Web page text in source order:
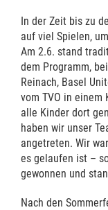
In der Zeit bis zu
auf viel Spielen,
Am 2.6. stand
dem Programm,
Reinach, Basel
vom TVO in
alle Kinder dort
haben wir unser
angetreten. Wir
es gelaufen ist –
gewonnen und
Nach den